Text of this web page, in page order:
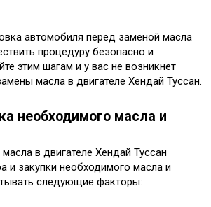
автомобиля перед заменой масла
процедуру безопасно и
этим шагам и у вас не возникнет
масла в двигателе Хендай Туссан.
необходимого масла и
в двигателе Хендай Туссан
и закупки необходимого масла и
следующие факторы: